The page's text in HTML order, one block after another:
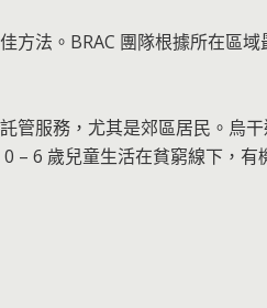
方法。BRAC 團隊根據所在區
管服務，尤其是郊區居民。烏
– 6 歲兒童生活在貧窮線下，